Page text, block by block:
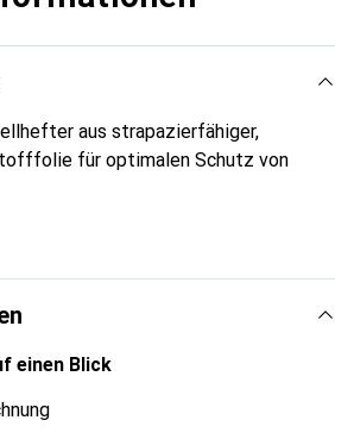
aus strapazierfähiger,
für optimalen Schutz von
einen Blick